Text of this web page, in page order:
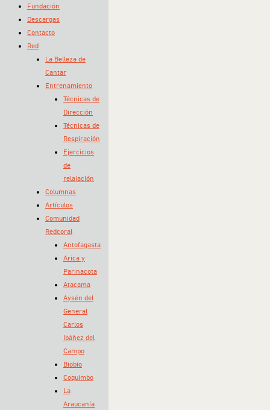
Fundación
Descargas
Contacto
Red
La Belleza de
Cantar
Entrenamiento
Técnicas de
Dirección
Técnicas de
Respiración
Ejercicios
de
relajación
Columnas
Artículos
Comunidad
Redcoral
Antofagasta
Arica y
Parinacota
Atacama
Aysén del
General
Carlos
Ibáñez del
Campo
Biobío
Coquimbo
La
Araucanía